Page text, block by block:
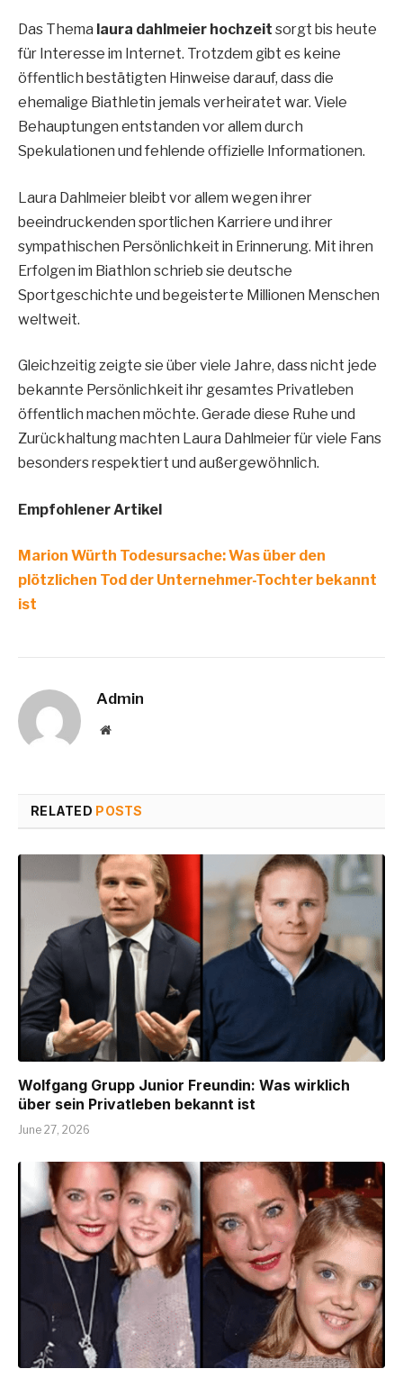
Das Thema laura dahlmeier hochzeit sorgt bis heute
für Interesse im Internet. Trotzdem gibt es keine
öffentlich bestätigten Hinweise darauf, dass die
ehemalige Biathletin jemals verheiratet war. Viele
Behauptungen entstanden vor allem durch
Spekulationen und fehlende offizielle Informationen.
Laura Dahlmeier bleibt vor allem wegen ihrer
beeindruckenden sportlichen Karriere und ihrer
sympathischen Persönlichkeit in Erinnerung. Mit ihren
Erfolgen im Biathlon schrieb sie deutsche
Sportgeschichte und begeisterte Millionen Menschen
weltweit.
Gleichzeitig zeigte sie über viele Jahre, dass nicht jede
bekannte Persönlichkeit ihr gesamtes Privatleben
öffentlich machen möchte. Gerade diese Ruhe und
Zurückhaltung machten Laura Dahlmeier für viele Fans
besonders respektiert und außergewöhnlich.
Empfohlener Artikel
Marion Würth Todesursache: Was über den
plötzlichen Tod der Unternehmer-Tochter bekannt
ist
Admin
Website
RELATED POSTS
Wolfgang Grupp Junior Freundin: Was wirklich
über sein Privatleben bekannt ist
June 27, 2026